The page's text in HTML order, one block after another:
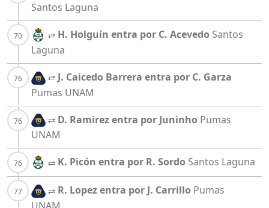
Santos Laguna
H. Holguín entra por C. Acevedo Santos
Laguna
J. Caicedo Barrera entra por C. Garza
Pumas UNAM
D. Ramirez entra por Juninho Pumas
UNAM
K. Picón entra por R. Sordo Santos Laguna
R. Lopez entra por J. Carrillo Pumas